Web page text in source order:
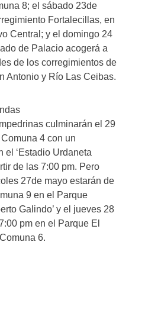
8; el sábado 23de
Fortalecillas, en
Central; y el domingo 24
de Palacio acogerá a
de los corregimientos de
Antonio y Río Las Ceibas.
culminarán el 29
4 con un
el ‘Estadio Urdaneta
de las 7:00 pm. Pero
27de mayo estarán de
9 en el Parque
Galindo’ y el jueves 28
pm en el Parque El
6.